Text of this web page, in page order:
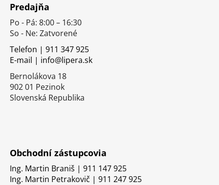
Predajňa
Po - Pá: 8:00 – 16:30
So - Ne: Zatvorené
Telefon | 911 347 925
E-mail | info@lipera.sk
Bernolákova 18
902 01 Pezinok
Slovenská Republika
Obchodní zástupcovia
Ing. Martin Braniš | 911 147 925
Ing. Martin Petrakovič | 911 247 925